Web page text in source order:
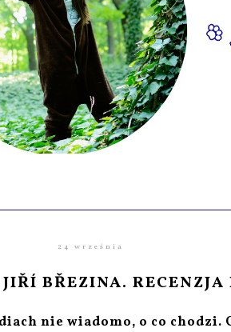
24 września
BŘEZINA.
nie wiadomo, o co chodzi.